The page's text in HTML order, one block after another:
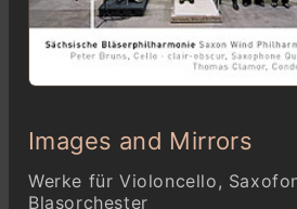
Images and Mirrors
Werke für Violoncello,
Blasorchester